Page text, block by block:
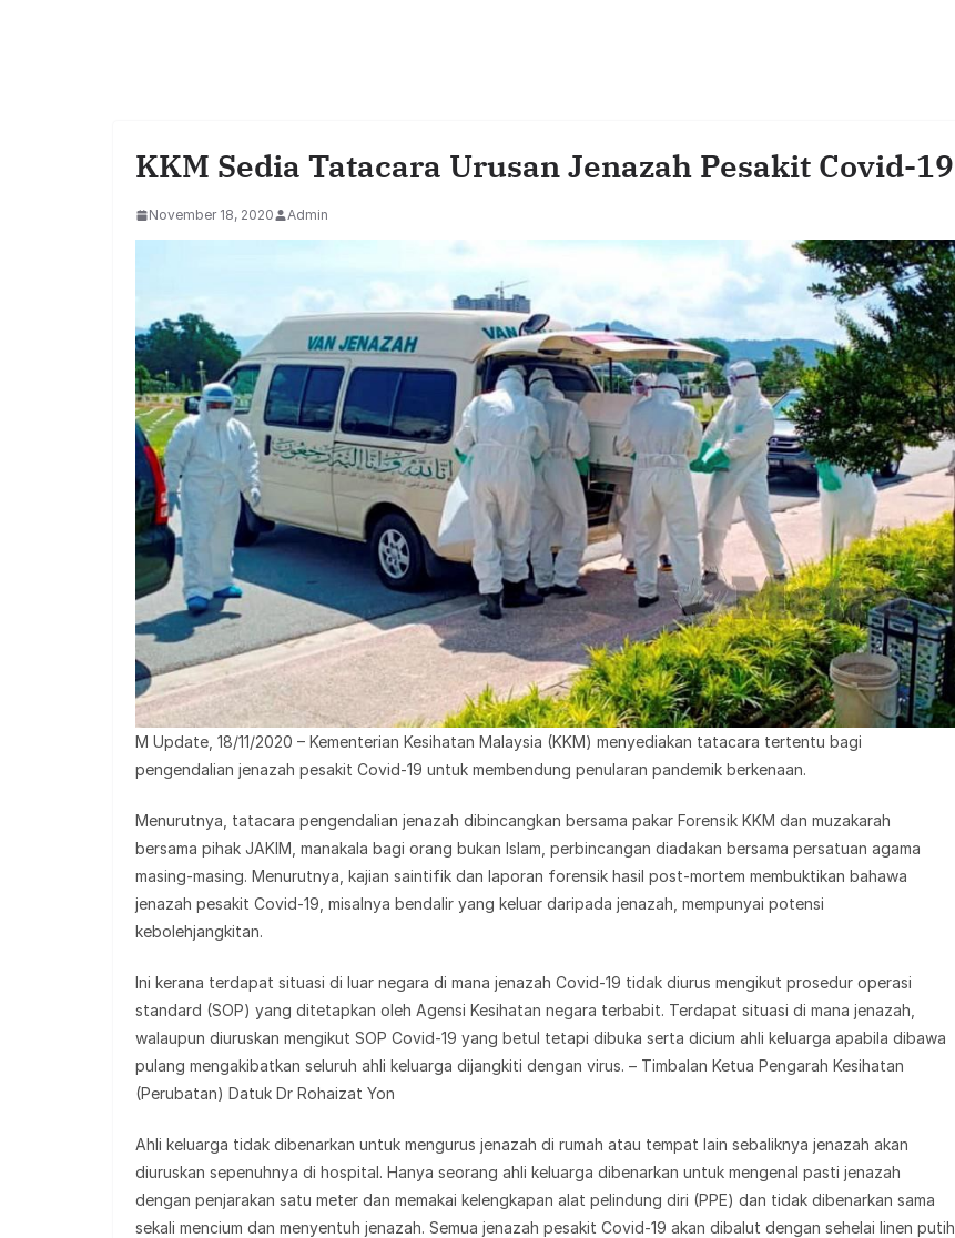
KKM Sedia Tatacara Urusan Jenazah Pesakit Covid-19
November 18, 2020 Admin
M Update, 18/11/2020 – Kementerian Kesihatan Malaysia (KKM) menyediakan tatacara tertentu bagi
pengendalian jenazah pesakit Covid-19 untuk membendung penularan pandemik berkenaan.
Menurutnya, tatacara pengendalian jenazah dibincangkan bersama pakar Forensik KKM dan muzakarah
bersama pihak JAKIM, manakala bagi orang bukan Islam, perbincangan diadakan bersama persatuan agama
masing-masing. Menurutnya, kajian saintifik dan laporan forensik hasil post-mortem membuktikan bahawa
jenazah pesakit Covid-19, misalnya bendalir yang keluar daripada jenazah, mempunyai potensi
kebolehjangkitan.
Ini kerana terdapat situasi di luar negara di mana jenazah Covid-19 tidak diurus mengikut prosedur operasi
standard (SOP) yang ditetapkan oleh Agensi Kesihatan negara terbabit. Terdapat situasi di mana jenazah,
walaupun diuruskan mengikut SOP Covid-19 yang betul tetapi dibuka serta dicium ahli keluarga apabila dibawa
pulang mengakibatkan seluruh ahli keluarga dijangkiti dengan virus. – Timbalan Ketua Pengarah Kesihatan
(Perubatan) Datuk Dr Rohaizat Yon
Ahli keluarga tidak dibenarkan untuk mengurus jenazah di rumah atau tempat lain sebaliknya jenazah akan
diuruskan sepenuhnya di hospital. Hanya seorang ahli keluarga dibenarkan untuk mengenal pasti jenazah
dengan penjarakan satu meter dan memakai kelengkapan alat pelindung diri (PPE) dan tidak dibenarkan sama
sekali mencium dan menyentuh jenazah. Semua jenazah pesakit Covid-19 akan dibalut dengan sehelai linen putih